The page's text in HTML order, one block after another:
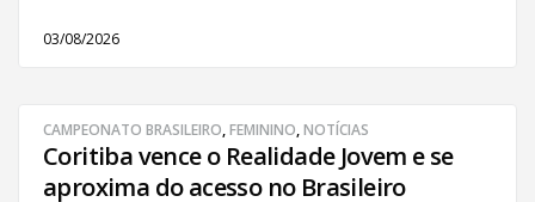
03/08/2026
CAMPEONATO BRASILEIRO,FEMININO,NOTÍCIAS
Coritiba vence o Realidade Jovem e se
aproxima do acesso no Brasileiro